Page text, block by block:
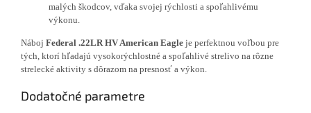
malých škodcov, vďaka svojej rýchlosti a spoľahlivému
výkonu.
Náboj Federal .22LR HV American Eagle je perfektnou voľbou pre
tých, ktorí hľadajú vysokorýchlostné a spoľahlivé strelivo na rôzne
strelecké aktivity s dôrazom na presnosť a výkon.
Dodatočné parametre